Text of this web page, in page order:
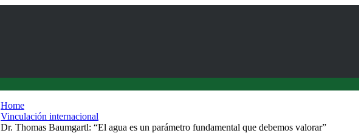
Home
Vinculación internacional
Dr. Thomas Baumgartl: “El agua es un parámetro fundamental que debemos valorar”